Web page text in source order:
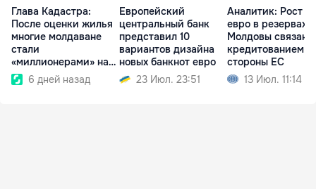
Глава Кадастра:
После оценки жилья
многие молдаване
стали
«миллионерами» на
бумаге6 дней назад
Европейский
центральный банк
представил 10
вариантов дизайна
новых банкнот евро
23 Июл. 23:51
Аналитик: Рост
евро в резервах
Молдовы связан с
кредитованием
стороны ЕС
13 Июл. 11:14